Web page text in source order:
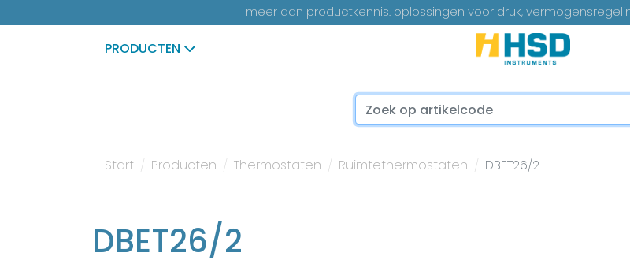
meer dan productkennis. oplossingen voor druk,
PRODUCTEN
...
Start Producten Thermostaten Ruimtethermostaten DBET26/2
DBET26/2